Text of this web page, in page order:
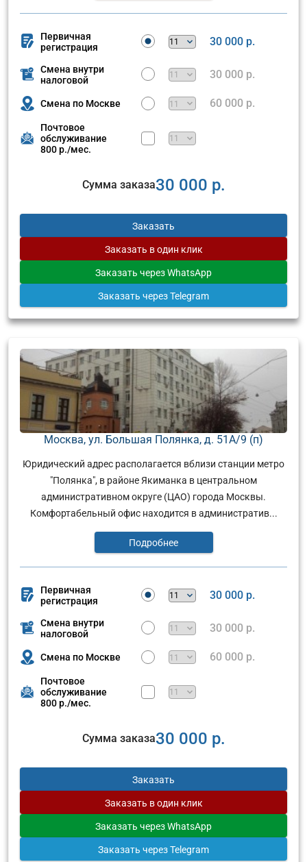
Первичная
регистрация
30 000 р.
Смена внутри
налоговой
30 000 р.
Смена по Москве 60 000 р.
Почтовое
обслуживание
800 р./мес.
Сумма заказа30 000 р.
Заказать
Заказать в один клик
Заказать через WhatsApp
Заказать через Telegram
Москва, ул. Большая Полянка, д. 51А/9 (п)
Юридический адрес располагается вблизи станции метро
"Полянка", в районе Якиманка в центральном
административном округе (ЦАО) города Москвы.
Комфортабельный офис находится в административ...
Подробнее
Первичная
регистрация
30 000 р.
Смена внутри
налоговой
30 000 р.
Смена по Москве 60 000 р.
Почтовое
обслуживание
800 р./мес.
Сумма заказа30 000 р.
Заказать
Заказать в один клик
Заказать через WhatsApp
Заказать через Telegram